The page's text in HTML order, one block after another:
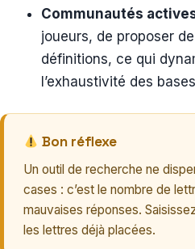
Communautés
joueurs, de proposer
définitions, ce qui
l’exhaustivité des
Bon réflexe
Un outil de recherche ne
cases : c’est le nombre de
mauvaises réponses.
les lettres déjà placées.